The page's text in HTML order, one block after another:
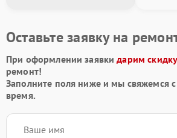
Оставьте заявку на
При оформлении заявкидарим
ремонт!
Заполните поля ниже и мы свяжемся
время.